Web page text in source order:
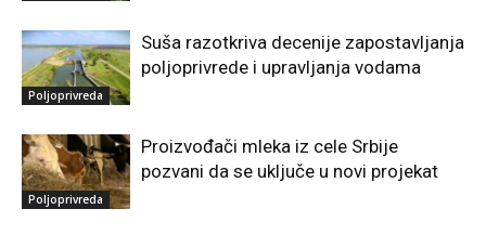
Poljoprivreda
Suša razotkriva decenije zapostavljanja
poljoprivrede i upravljanja vodama
Poljoprivreda
Proizvođači mleka iz cele Srbije
pozvani da se uključe u novi projekat